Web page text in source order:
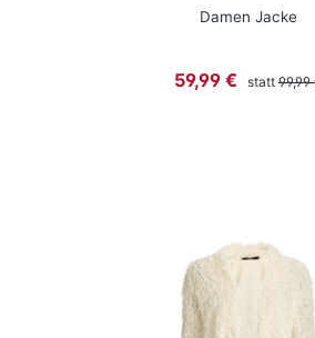
Damen Jacke
Verkaufspreis:
59,99 € statt 99,99